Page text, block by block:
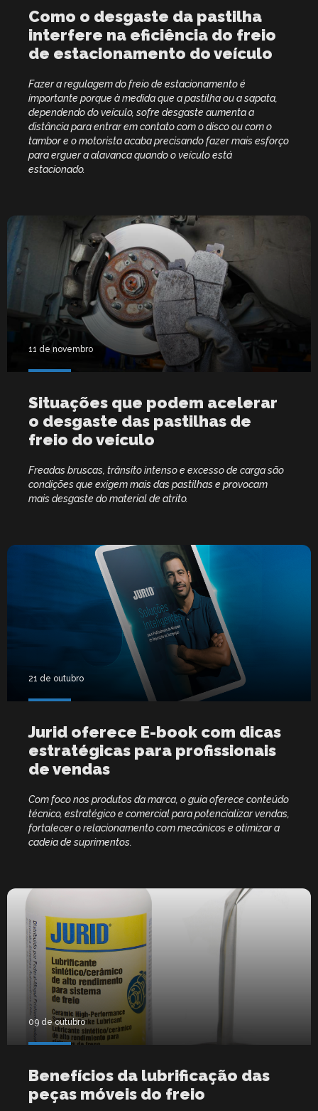
Como o desgaste da pastilha
interfere na eficiência do freio
de estacionamento do veículo
Fazer a regulagem do freio de estacionamento é
importante porque à medida que a pastilha ou a sapata,
dependendo do veículo, sofre desgaste aumenta a
distância para entrar em contato com o disco ou com o
tambor e o motorista acaba precisando fazer mais esforço
para erguer a alavanca quando o veículo está
estacionado.
11 de novembro
Situações que podem acelerar
o desgaste das pastilhas de
freio do veículo
Freadas bruscas, trânsito intenso e excesso de carga são
condições que exigem mais das pastilhas e provocam
mais desgaste do material de atrito.
21 de outubro
Jurid oferece E-book com dicas
estratégicas para profissionais
de vendas
Com foco nos produtos da marca, o guia oferece conteúdo
técnico, estratégico e comercial para potencializar vendas,
fortalecer o relacionamento com mecânicos e otimizar a
cadeia de suprimentos.
09 de outubro
Benefícios da lubrificação das
peças móveis do freio